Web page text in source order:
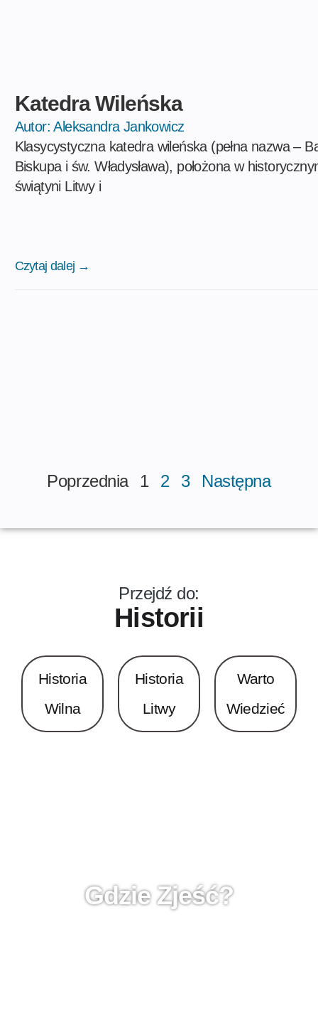
Katedra Wileńska
Autor: Aleksandra Jankowicz
Klasycystyczna katedra wileńska (pełna nazwa –
Biskupa i św. Władysława), położona w
świątyni Litwy i
Czytaj dalej →
Poprzednia 1 2 3 Następna
Przejdź do:
Historii
Historia
Wilna
Historia
Litwy
Warto
Wiedzieć
Gdzie Zjeść?